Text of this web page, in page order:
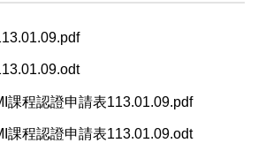
課程認證申請表113.01.09.pdf
課程認證申請表113.01.09.odt